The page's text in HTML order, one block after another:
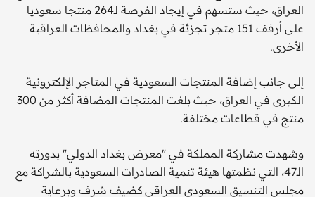
العراق، حيث ستسهم في إيجاد الفرصة لـ264 منتجا سعوديا
على أرفف 151 متجر تجزئة في بغداد والمحافظات العراقية
الأخرى.
إلى جانب إضافة المنتجات السعودية في المتاجر الإلكترونية
الكبرى في العراق، حيث بلغت المنتجات المضافة أكثر من 300
منتج في قطاعات مختلفة.
وشهدت مشاركة المملكة في "معرض بغداد الدولي" بدورته
الـ47، التي نظمتها هيئة تنمية الصادرات السعودية بالشراكة مع
مجلس التنسيق السعودي العراقي كضيف شرف وبرعاية